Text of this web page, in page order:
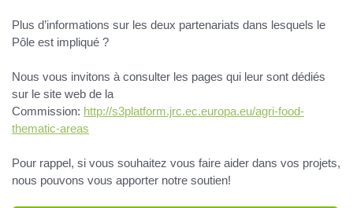
Plus d’informations sur les deux partenariats dans lesquels le
Pôle est impliqué ?
Nous vous invitons à consulter les pages qui leur sont dédiés
sur le site web de la
Commission: http://s3platform.jrc.ec.europa.eu/agri-food-
thematic-areas
Pour rappel, si vous souhaitez vous faire aider dans vos projets,
nous pouvons vous apporter notre soutien!